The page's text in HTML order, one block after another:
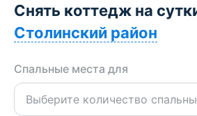
Снять коттедж на
Столинский район
Спальные места для